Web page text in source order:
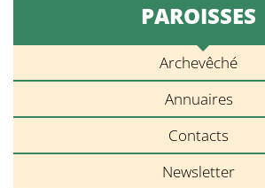
PAROISSES
Archevêché
Annuaires
Contacts
Newsletter